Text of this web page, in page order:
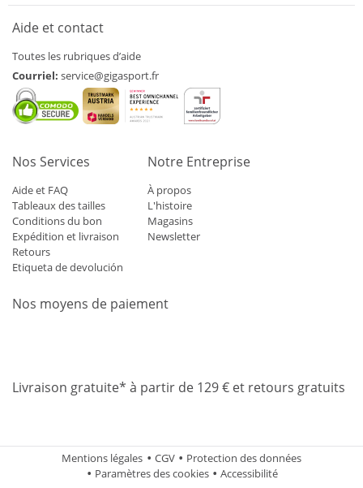
Aide et contact
Toutes les rubriques d’aide
Courriel: service@gigasport.fr
Nos Services
Aide et FAQ
Tableaux des tailles
Conditions du bon
Expédition et livraison
Retours
Etiqueta de devolución
Notre Entreprise
À propos
L'histoire
Magasins
Newsletter
Nos moyens de paiement
Livraison gratuite* à partir de 129 € et retours gratuits
Mentions légales CGV
Protection des données
Paramètres des cookies
Accessibilité